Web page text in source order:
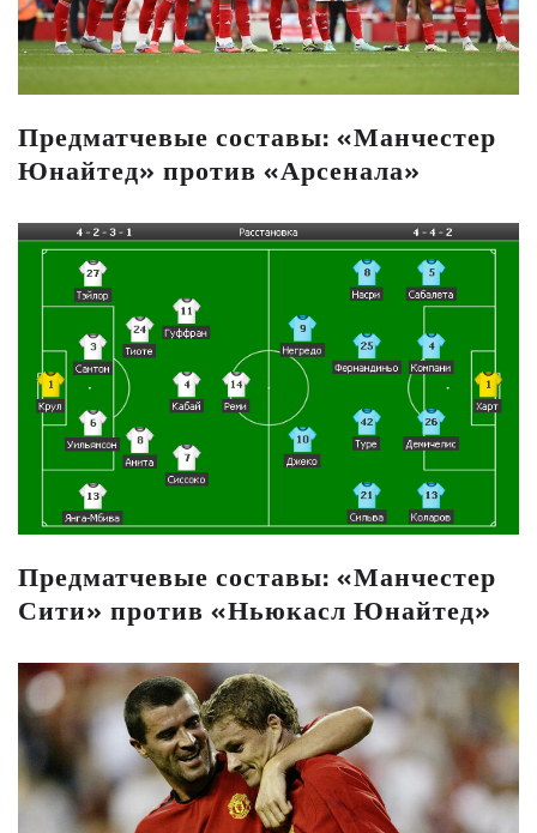
Предматчевые составы: «Манчестер
Юнайтед» против «Арсенала»
Предматчевые составы: «Манчестер
Сити» против «Ньюкасл Юнайтед»